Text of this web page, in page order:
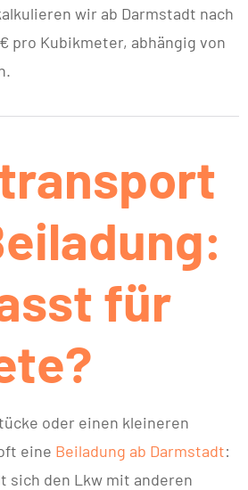
wir ab Darmstadt nach
pro Kubikmeter, abhängig von
für
oder einen kleineren
eine Beiladung ab Darmstadt:
sich den Lkw mit anderen